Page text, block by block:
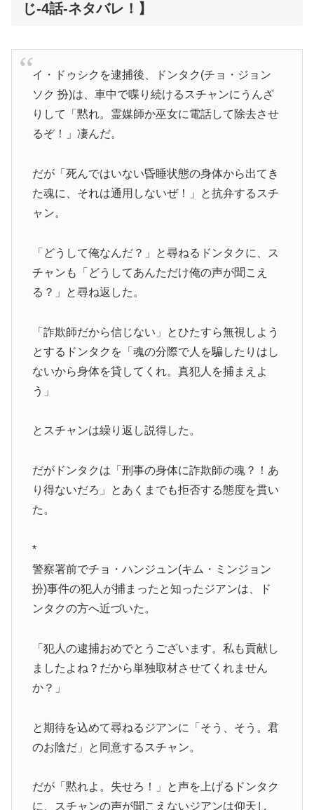
じ-4話-ネタバレ！】
イ・ドゥシクを逮捕後、ドンタク(チョ・ジョン
ソク 扮)は、車中で喋り続けるスチャンにうんざ
りして「黙れ。霊媒師か巫女に電話して除去させ
るぞ！」凄んだ。
だが「死んではいない昏睡状態の身体から出てき
た魂に、それは通用しないぜ！」と抗弁するスチ
ャン。
「どうして俺なんだ？」と尋ねるドンタクに、ス
チャンも「どうしてあんただけ俺の声が聞こえ
る？」と尋ね返した。
「詐欺師だから信じない」とひたすら無視しよう
とするドンタクを「魂の分際で人を騙したりはし
ないから身体を貸してくれ。真犯人を捕まえよ
う」
とスチャンは繰り返し説得した。
だがドンタクは「刑事の身体に詐欺師の魂？！あ
り得ないだろ」とあくまでも拒否する態度を貫い
た。
*
警察署前でチョ・ハンジュン(キム・ミンジョン
扮)事件の犯人が捕まったと知ったジアンは、ド
ンタクの方へ近づいた。
「犯人の逮捕おめでとうございます。私も貢献し
ましたよね？だから単独取材させてくれません
か？」
と期待を込めて尋ねるジアンに「そう、そう。君
のお陰だ」と同意するスチャン。
だが「黙れよ。失せろ！」と声を上げるドンタク
に、スチャンの声が聞こえないジアンは仰天し